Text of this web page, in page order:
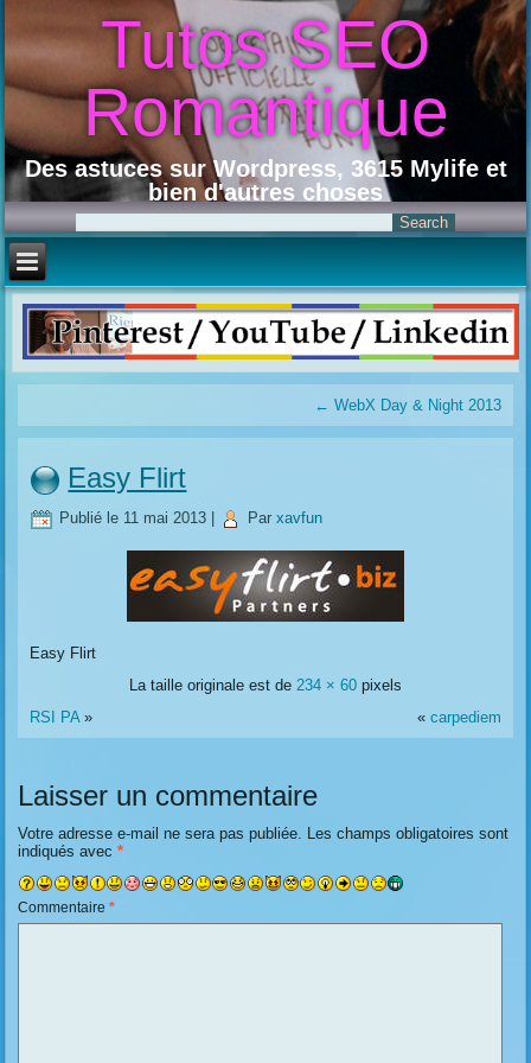
Tutos SEO
Romantique
Des astuces sur Wordpress, 3615 Mylife et
bien d'autres choses
← WebX Day & Night 2013
Easy Flirt
Publié le 11 mai 2013 Par xavfun
Easy Flirt
La taille originale est de 234 × 60 pixels
RSI PA » « carpediem
Laisser un commentaire
Votre adresse e-mail ne sera pas publiée. Les champs obligatoires sont
indiqués avec*
Commentaire*